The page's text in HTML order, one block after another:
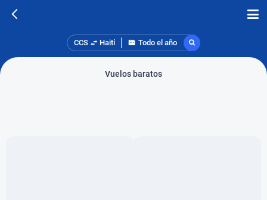
CCS Haití Todo el año
Vuelos baratos